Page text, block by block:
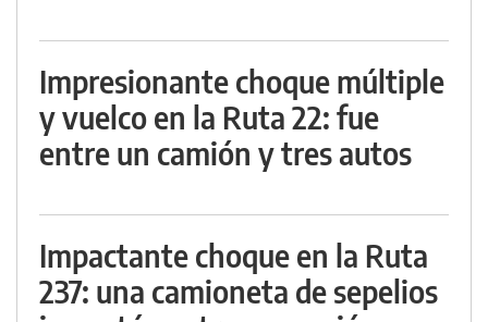
Impresionante choque múltiple
y vuelco en la Ruta 22: fue
entre un camión y tres autos
Impactante choque en la Ruta
237: una camioneta de sepelios